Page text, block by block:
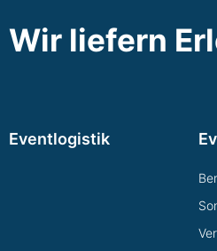
Wir liefern
Eventlogistik